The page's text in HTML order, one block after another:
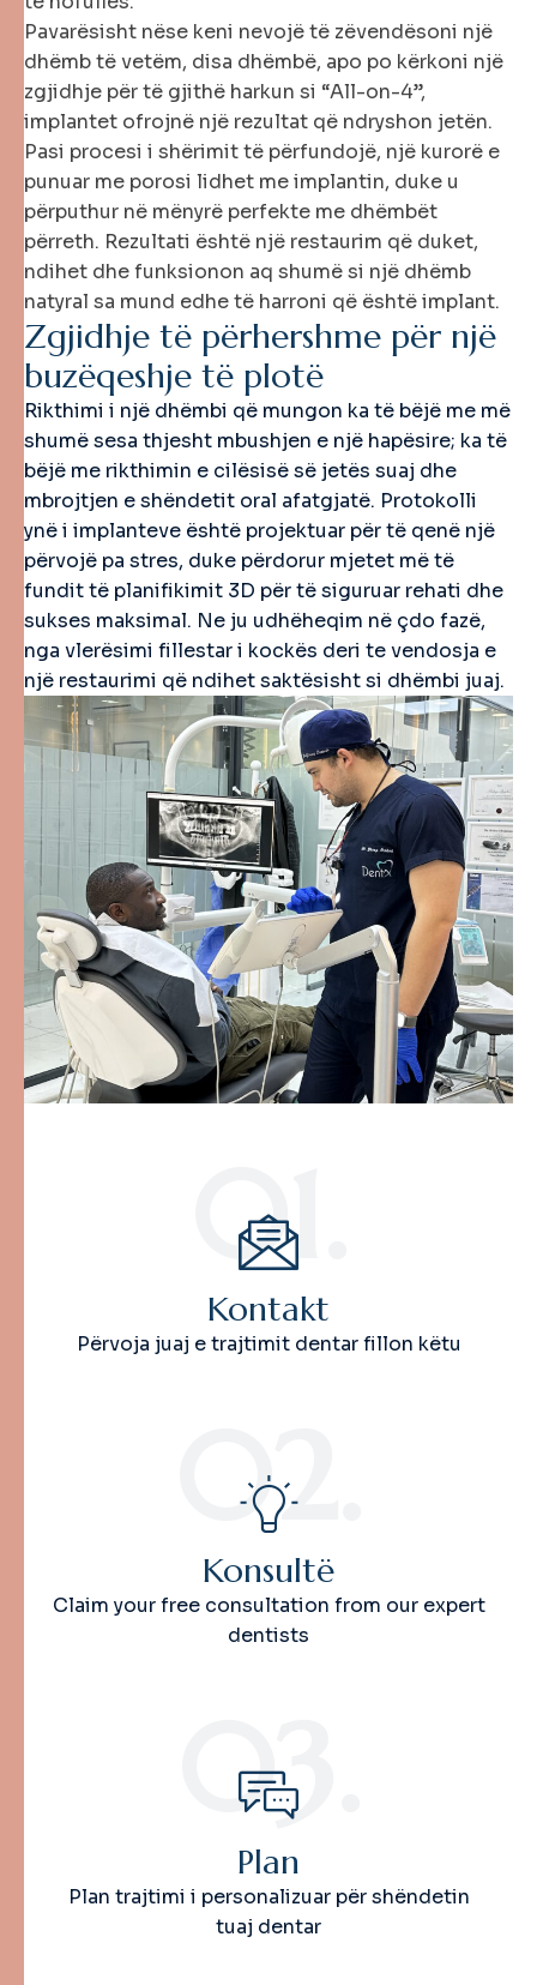
Pavarësisht nëse keni nevojë të zëvendësoni një
dhëmb të vetëm, disa dhëmbë, apo po kërkoni një
zgjidhje për të gjithë harkun si “All-on-4”,
implantet ofrojnë një rezultat që ndryshon jetën.
Pasi procesi i shërimit të përfundojë, një kurorë e
punuar me porosi lidhet me implantin, duke u
përputhur në mënyrë perfekte me dhëmbët
përreth. Rezultati është një restaurim që duket,
ndihet dhe funksionon aq shumë si një dhëmb
natyral sa mund edhe të harroni që është implant.
Zgjidhje të përhershme për një
buzëqeshje të plotë
Rikthimi i një dhëmbi që mungon ka të bëjë me më
shumë sesa thjesht mbushjen e një hapësire; ka të
bëjë me rikthimin e cilësisë së jetës suaj dhe
mbrojtjen e shëndetit oral afatgjatë. Protokolli
ynë i implanteve është projektuar për të qenë një
përvojë pa stres, duke përdorur mjetet më të
fundit të planifikimit 3D për të siguruar rehati dhe
sukses maksimal. Ne ju udhëheqim në çdo fazë,
nga vlerësimi fillestar i kockës deri te vendosja e
një restaurimi që ndihet saktësisht si dhëmbi juaj.
01.
Kontakt
Përvoja juaj e trajtimit dentar fillon këtu
02.
Konsultë
Claim your free consultation from our expert
dentists
03.
Plan
Plan trajtimi i personalizuar për shëndetin
tuaj dentar